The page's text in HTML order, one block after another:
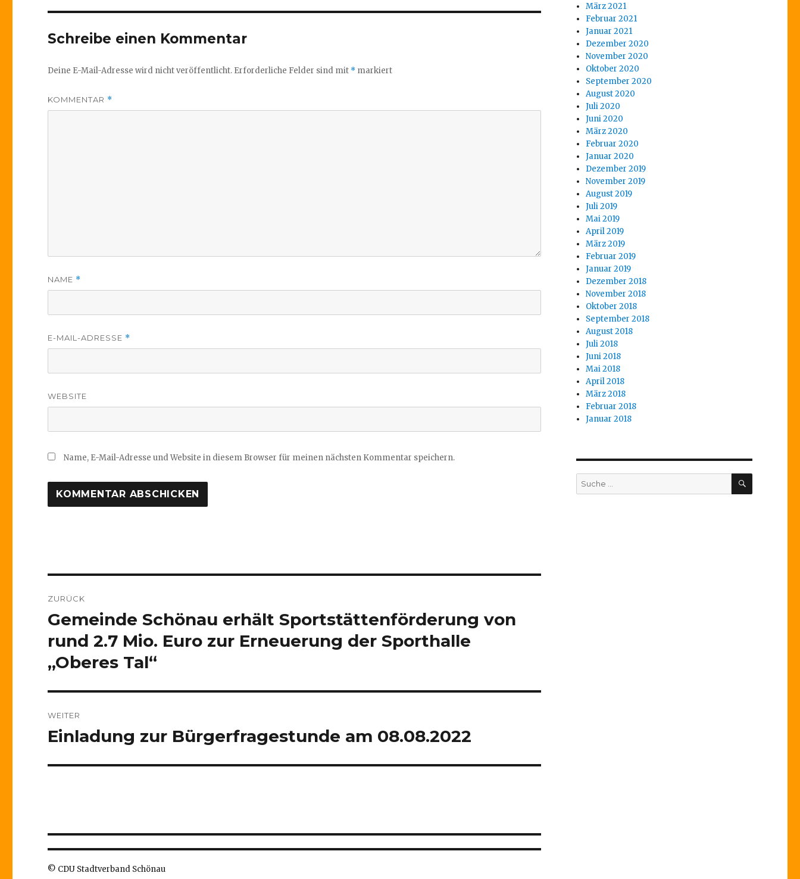
Schreibe einen Kommentar
Deine E-Mail-Adresse wird nicht veröffentlicht. Erforderliche Felder sind mit * markiert
KOMMENTAR *
NAME *
E-MAIL-ADRESSE *
WEBSITE
Name, E-Mail-Adresse und Website in diesem Browser für meinen nächsten Kommentar speichern.
ZURÜCK
Vorheriger
Gemeinde Schönau erhält Sportstättenförderung von
rund 2.7 Mio. Euro zur Erneuerung der Sporthalle
„Oberes Tal“
WEITER
Nächster
Einladung zur Bürgerfragestunde am 08.08.2022
© CDU Stadtverband Schönau
März 2021
Februar 2021
Januar 2021
Dezember 2020
November 2020
Oktober 2020
September 2020
August 2020
Juli 2020
Juni 2020
März 2020
Februar 2020
Januar 2020
Dezember 2019
November 2019
August 2019
Juli 2019
Mai 2019
April 2019
März 2019
Februar 2019
Januar 2019
Dezember 2018
November 2018
Oktober 2018
September 2018
August 2018
Juli 2018
Juni 2018
Mai 2018
April 2018
März 2018
Februar 2018
Januar 2018
Suche
nach:
SUCHEN